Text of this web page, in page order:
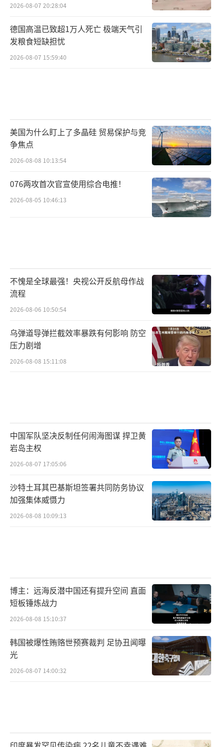
2026-08-07 20:28:04
德国高温已致超1万人死亡 极端天气引
发粮食短缺担忧
2026-08-07 15:59:40
美国为什么盯上了多晶硅 贸易保护与竞
争焦点
2026-08-08 10:13:54
076两攻首次官宣使用综合电推！
2026-08-05 10:46:13
不愧是全球最强！央视公开反航母作战
流程
2026-08-06 10:50:54
乌弹道导弹拦截效率暴跌有何影响 防空
压力剧增
2026-08-08 15:11:08
中国军队坚决反制任何闹海图谋 捍卫黄
岩岛主权
2026-08-07 17:05:06
沙特土耳其巴基斯坦签署共同防务协议
加强集体威慑力
2026-08-08 10:09:13
博主：远海反潜中国还有提升空间 直面
短板锤炼战力
2026-08-08 15:10:37
韩国被爆性贿赂世预赛裁判 足协丑闻曝
光
2026-08-07 14:00:32